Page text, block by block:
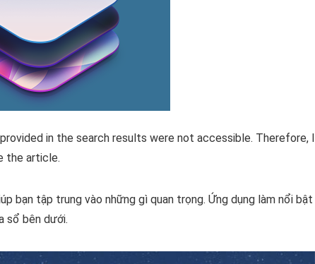
in the search results were not accessible. Therefore, I
the article.
bạn tập trung vào những gì quan trọng. Ứng dụng làm nổi bật
sổ bên dưới.